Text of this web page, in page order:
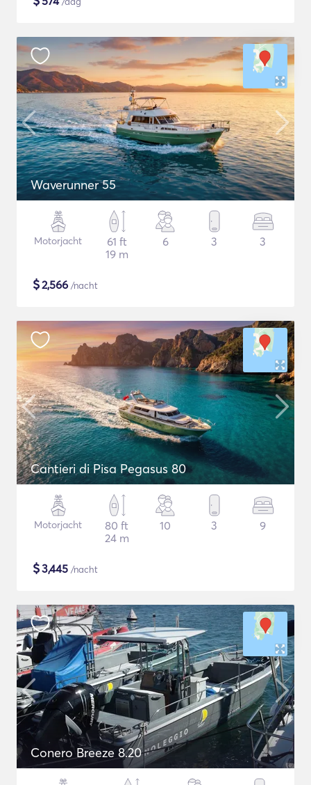
Waverunner 55
Motorjacht
61 ft
19 m
6 3 3
$2,566 /nacht
Cantieri di Pisa Pegasus 80
Motorjacht
80 ft
24 m
10 3 9
$3,445 /nacht
Conero Breeze 8.20